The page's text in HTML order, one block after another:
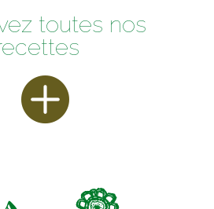
toutes nos